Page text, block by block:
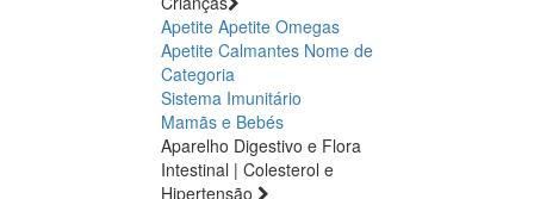
Apetite Apetite Omegas
Apetite Calmantes Nome de
Categoria
Sistema Imunitário
Mamãs e Bebés
Aparelho Digestivo e Flora
Intestinal | Colesterol e
Hipertensão